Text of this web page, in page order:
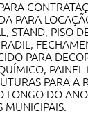
PARA
STAND, PISO
PARA
PAINEL
PARA A
LONGO DO
MUNICIPAIS.